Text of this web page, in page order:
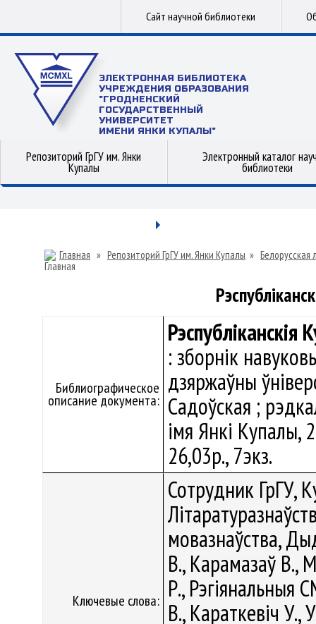
Сайт научной библиотеки
ЭЛЕКТРОННАЯ БИБЛИОТЕКА
УЧРЕЖДЕНИЯ ОБРАЗОВАНИЯ
"ГРОДНЕНСКИЙ
ГОСУДАРСТВЕННЫЙ
УНИВЕРСИТЕТ
ИМЕНИ ЯНКИ КУПАЛЫ"
Репозиторий ГрГУ им. Янки
Купалы
Электронный каталог
библиотеки
Главная » Репозиторий ГрГУ им. Янки Купалы » Белорусская
Библиографическое
описание документа:
Рэспубліканскія
: зборнік
дзяржаўны
Садоўская ;
імя Янкі Купалы,
26,03р., 7экз.
Ключевые слова:
Сотрудник ГрГУ,
мовазнаўства,
В., Карамазаў В.,
Р., Рэгіянальныя
В., Караткевіч У.,